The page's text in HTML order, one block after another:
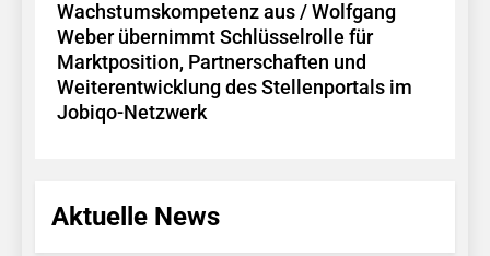
Wachstumskompetenz aus / Wolfgang
Weber übernimmt Schlüsselrolle für
Marktposition, Partnerschaften und
Weiterentwicklung des Stellenportals im
Jobiqo-Netzwerk
Aktuelle News